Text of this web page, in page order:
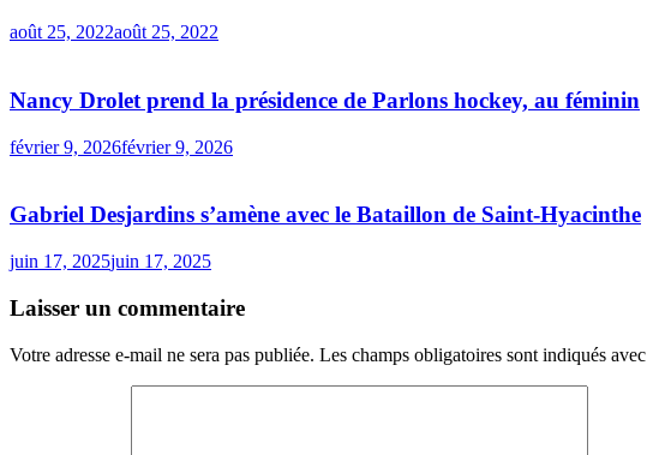
août 25, 2022août 25, 2022
Nancy Drolet prend la présidence de Parlons hockey, au féminin
février 9, 2026février 9, 2026
Gabriel Desjardins s’amène avec le Bataillon de Saint-Hyacinthe
juin 17, 2025juin 17, 2025
Laisser un commentaire
Votre adresse e-mail ne sera pas publiée. Les champs obligatoires sont indiqués avec